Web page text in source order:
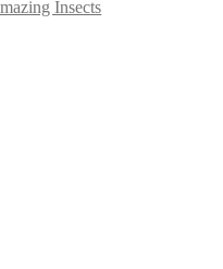
Insects